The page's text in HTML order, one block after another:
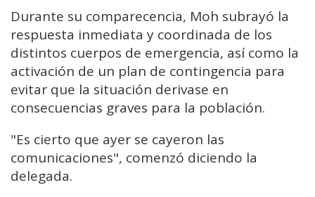
Durante su comparecencia, Moh subrayó la
respuesta inmediata y coordinada de los
distintos cuerpos de emergencia, así como la
activación de un plan de contingencia para
evitar que la situación derivase en
consecuencias graves para la población.
"Es cierto que ayer se cayeron las
comunicaciones", comenzó diciendo la
delegada.